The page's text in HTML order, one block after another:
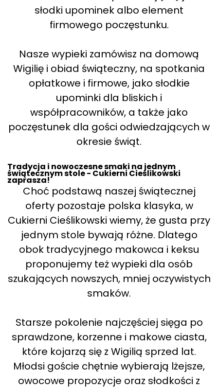
słodki upominek albo element
firmowego poczęstunku.
Nasze wypieki zamówisz na domową
Wigilię i obiad świąteczny, na spotkania
opłatkowe i firmowe, jako słodkie
upominki dla bliskich i
współpracowników, a także jako
poczęstunek dla gości odwiedzających w
okresie świąt.
Tradycja i nowoczesne smaki na jednym
świątecznym stole - Cukierni Cieślikowski
zaprasza!
Choć podstawą naszej świątecznej
oferty pozostaje polska klasyka, w
Cukierni Cieślikowski wiemy, że gusta przy
jednym stole bywają różne. Dlatego
obok tradycyjnego makowca i keksu
proponujemy też wypieki dla osób
szukających nowszych, mniej oczywistych
smaków.
Starsze pokolenie najczęściej sięga po
sprawdzone, korzenne i makowe ciasta,
które kojarzą się z Wigilią sprzed lat.
Młodsi goście chętnie wybierają lżejsze,
owocowe propozycje oraz słodkości z